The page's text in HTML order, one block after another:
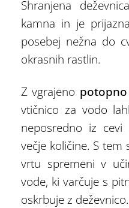
Shranjena
kamna in je
posebej nežna do
okrasnih rastlin.
Z vgrajeno
vtičnico za vodo
neposredno iz
večje količine. S tem
vrtu spremeni v
vode, ki varčuje s
oskrbuje z deževnico.